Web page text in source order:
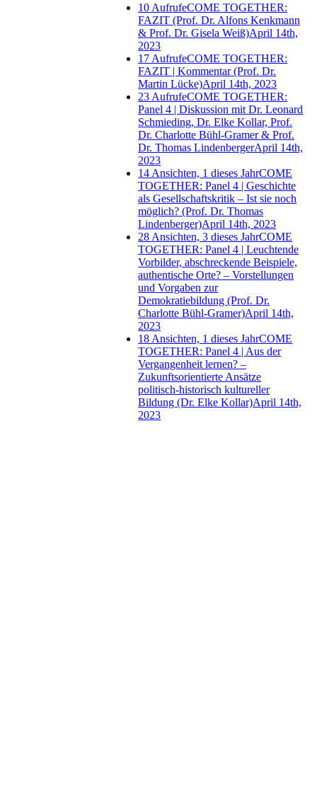
10 AufrufeCOME TOGETHER:
FAZIT (Prof. Dr. Alfons Kenkmann
& Prof. Dr. Gisela Weiß)April 14th,
2023
17 AufrufeCOME TOGETHER:
FAZIT | Kommentar (Prof. Dr.
Martin Lücke)April 14th, 2023
23 AufrufeCOME TOGETHER:
Panel 4 | Diskussion mit Dr. Leonard
Schmieding, Dr. Elke Kollar, Prof.
Dr. Charlotte Bühl-Gramer & Prof.
Dr. Thomas LindenbergerApril 14th,
2023
14 Ansichten, 1 dieses JahrCOME
TOGETHER: Panel 4 | Geschichte
als Gesellschaftskritik – Ist sie noch
möglich? (Prof. Dr. Thomas
Lindenberger)April 14th, 2023
28 Ansichten, 3 dieses JahrCOME
TOGETHER: Panel 4 | Leuchtende
Vorbilder, abschreckende Beispiele,
authentische Orte? – Vorstellungen
und Vorgaben zur
Demokratiebildung (Prof. Dr.
Charlotte Bühl-Gramer)April 14th,
2023
18 Ansichten, 1 dieses JahrCOME
TOGETHER: Panel 4 | Aus der
Vergangenheit lernen? –
Zukunftsorientierte Ansätze
politisch-historisch kultureller
Bildung (Dr. Elke Kollar)April 14th,
2023